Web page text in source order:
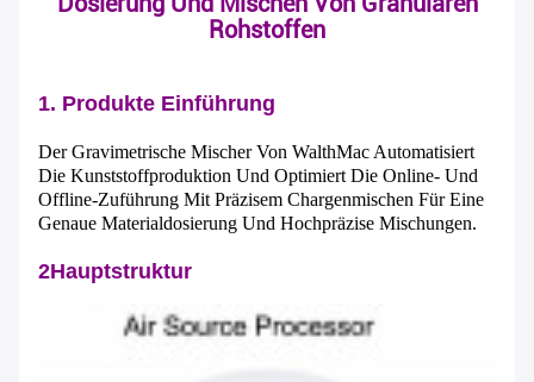
Rohstoffen
1. Produkte Einführung
Der Gravimetrische Mischer Von WalthMac Automatisiert
Die Kunststoffproduktion Und Optimiert Die Online- Und
Offline-Zuführung Mit Präzisem Chargenmischen Für Eine
Genaue Materialdosierung Und Hochpräzise Mischungen.
2Hauptstruktur